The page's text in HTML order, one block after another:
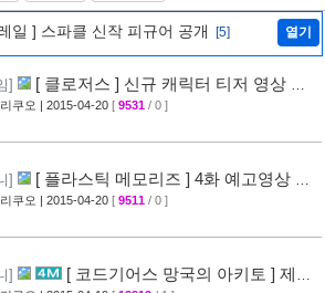
일 ] 스파클 신작 피규어 공개 [5] 열기
]
[ 클로저스 ] 신규 캐릭터 티저 영상 공
[42]쿠오 | 2015-04-20 [ 9531 / 0 ]
]
[ 플라스틱 메모리즈 ] 4화 예고영상 +
메이션 비교 화면 공개
쿠오 | 2015-04-20 [ 9511 / 0 ]
]
[ 코드기어스 망국의 아키토 ] 제3